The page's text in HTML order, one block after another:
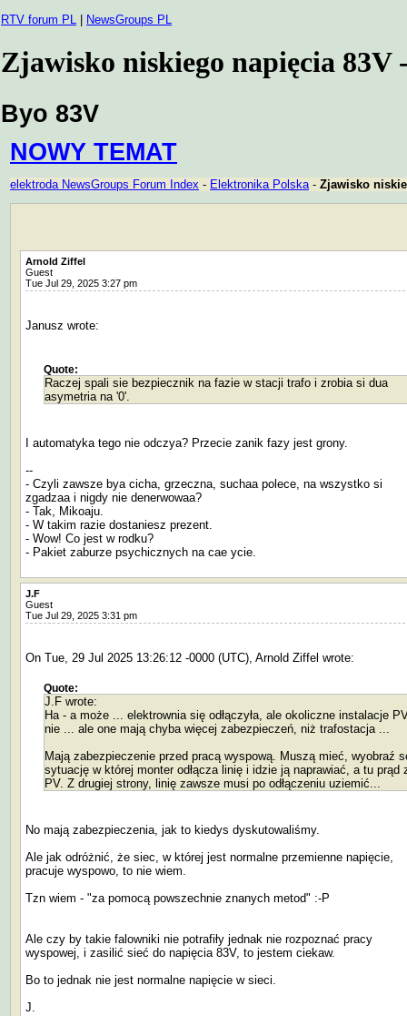
RTV forum PL NewsGroups PL
Zjawisko niskiego napięcia 83V
Byo 83V
NOWY TEMAT
elektroda NewsGroups Forum Index - Elektronika Polska- Zjawisko
Arnold Ziffel
Guest
Tue Jul 29, 2025 3:27 pm
Janusz wrote:
Quote:
Raczej spali sie bezpiecznik na fazie w stacji trafo i zrobia si dua
asymetria na '0'.
I automatyka tego nie odczya? Przecie zanik fazy jest grony.
--
- Czyli zawsze bya cicha, grzeczna, suchaa polece, na wszystko si
zgadzaa i nigdy nie denerwowaa?
- Tak, Mikoaju.
- W takim razie dostaniesz prezent.
- Wow! Co jest w rodku?
- Pakiet zaburze psychicznych na cae ycie.
J.F
Guest
Tue Jul 29, 2025 3:31 pm
On Tue, 29 Jul 2025 13:26:12 -0000 (UTC), Arnold Ziffel wrote:
Quote:
J.F wrote:
Ha - a może ... elektrownia się odłączyła, ale okoliczne instalacje
nie ... ale one mają chyba więcej zabezpieczeń, niż trafostacja ...
Mają zabezpieczenie przed pracą wyspową. Muszą mieć, wyobraź
sytuację w której monter odłącza linię i idzie ją naprawiać, a tu prąd
PV. Z drugiej strony, linię zawsze musi po odłączeniu uziemić...
No mają zabezpieczenia, jak to kiedys dyskutowaliśmy.
Ale jak odróżnić, że siec, w której jest normalne przemienne napięcie,
pracuje wyspowo, to nie wiem.
Tzn wiem - "za pomocą powszechnie znanych metod" :-P
Ale czy by takie falowniki nie potrafiły jednak nie rozpoznać pracy
wyspowej, i zasilić sieć do napięcia 83V, to jestem ciekaw.
Bo to jednak nie jest normalne napięcie w sieci.
J.